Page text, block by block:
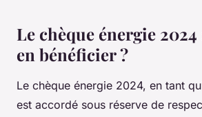
Le chèque énergie
en bénéficier ?
Le chèque énergie 2024, en tant
est accordé sous réserve de